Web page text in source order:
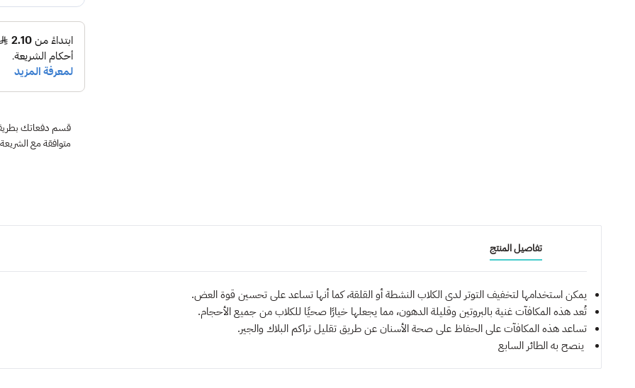
متوافقة مع
تفاصيل المنتج
يمكن استخدامها لتخفيف التوتر لدى الكلاب النشطة أو القلقة، كما أنها تساعد على تحسين قوة العض.
تُعد هذه المكافآت غنية بالبروتين وقليلة الدهون، مما يجعلها خيارًا صحيًا للكلاب من جميع الأحجام.
تساعد هذه المكافآت على الحفاظ على صحة الأسنان عن طريق تقليل تراكم البلاك والجير.
ينصح بهالطائر السابع